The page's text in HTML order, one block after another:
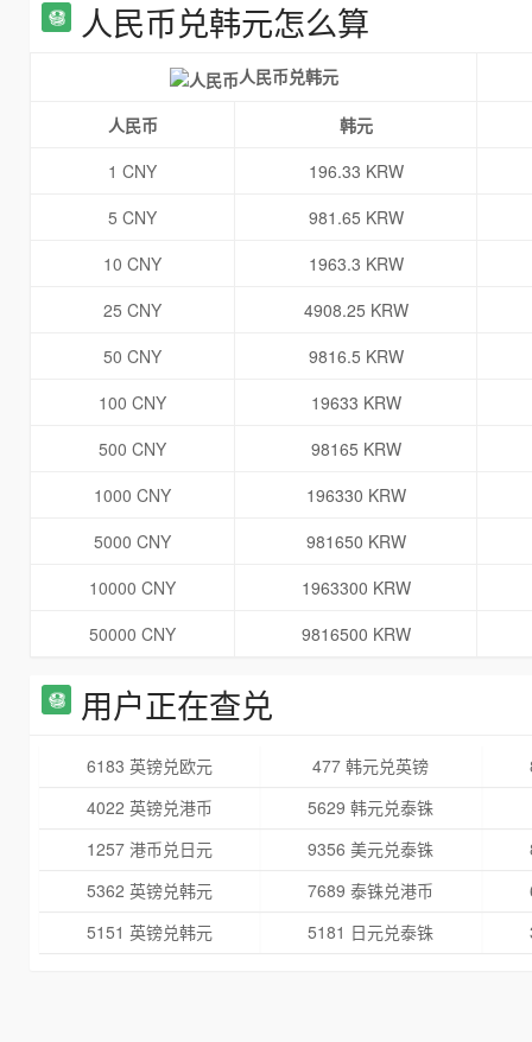
人民币兑韩元怎么算
人民币兑韩元
人民币
韩元
1 CNY
196.33 KRW
5 CNY
981.65 KRW
10 CNY
1963.3 KRW
25 CNY
4908.25 KRW
50 CNY
9816.5 KRW
100 CNY
19633 KRW
500 CNY
98165 KRW
1000 CNY
196330 KRW
5000 CNY
981650 KRW
10000 CNY
1963300 KRW
50000 CNY
9816500 KRW
用户正在查兑
6183 英镑兑欧元 477 韩元兑英镑
4022 英镑兑港币
5629 韩元兑泰铢
1257 港币兑日元
9356 美元兑泰铢
5362 英镑兑韩元
7689 泰铢兑港币
5151 英镑兑韩元
5181 日元兑泰铢